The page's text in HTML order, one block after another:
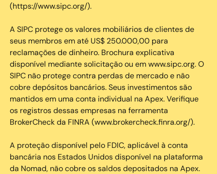
(https://www.sipc.org/).
A SIPC protege os valores mobiliários de clientes de
seus membros em até US$ 250.000,00 para
reclamações de dinheiro. Brochura explicativa
disponível mediante solicitação ou em www.sipc.org. O
SIPC não protege contra perdas de mercado e não
cobre depósitos bancários. Seus investimentos são
mantidos em uma conta individual na Apex. Verifique
os registros dessas empresas na ferramenta
BrokerCheck da FINRA (www.brokercheck.finra.org/).
A proteção disponível pelo FDIC, aplicável à conta
bancária nos Estados Unidos disponível na plataforma
da Nomad, não cobre os saldos depositados na Apex.